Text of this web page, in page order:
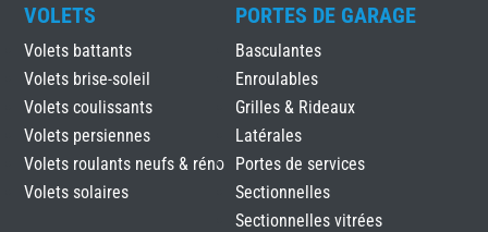
VOLETS
Volets battants
Volets brise-soleil
Volets coulissants
Volets persiennes
Volets roulants neufs & réno
Volets solaires
PORTES DE GARAGE
Basculantes
Enroulables
Grilles & Rideaux
Latérales
Portes de services
Sectionnelles
Sectionnelles vitrées